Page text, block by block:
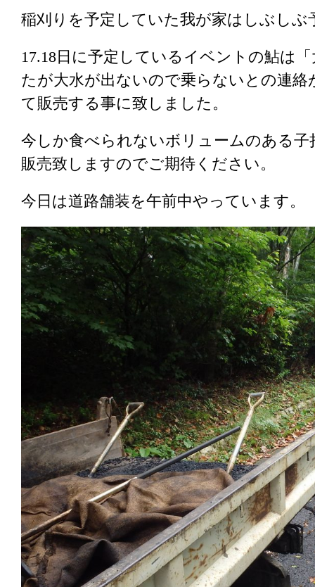
稲刈りを予定していた我が家はしぶしぶ
17.18日に予定しているイベントの鮎は
たが大水が出ないので乗らないとの連絡
て販売する事に致しました。
今しか食べられないボリュームのある
販売致しますのでご期待ください。
今日は道路舗装を午前中やっています。